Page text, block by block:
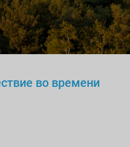
во времени